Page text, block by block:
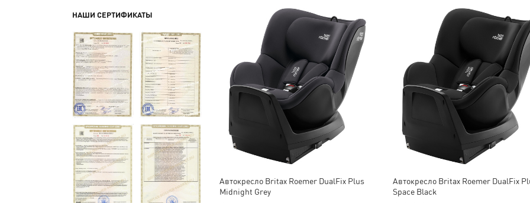
Автокресло Britax Roemer DualFix Plus
Midnight Grey
Автокресло Britax Roemer DualFix
Space Black
НАШИ СЕРТИФИКАТЫ